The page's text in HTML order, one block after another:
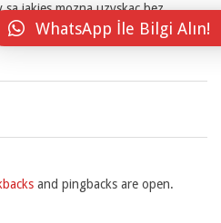
jakies mozna uzyskac bez
and pingbacks are open.
WhatsApp İle Bilgi Alın!